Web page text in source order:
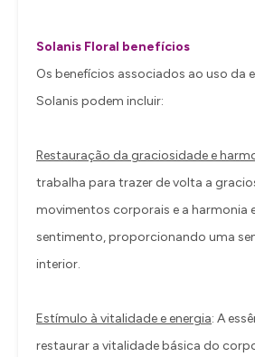
Solanis Floral benefícios
Os benefícios associados ao uso da
Solanis podem incluir:
Restauração da graciosidade e
trabalha para trazer de volta a
movimentos corporais e a harmonia
sentimento, proporcionando uma
interior.
Estímulo à vitalidade e energia: A
restaurar a vitalidade básica do